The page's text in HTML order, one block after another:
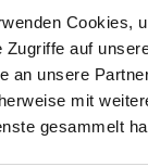
Cookies,
Zugriffe auf
an unsere
mit
gesammelt